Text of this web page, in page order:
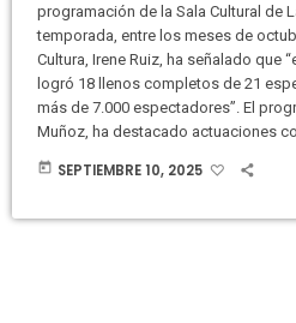
programación de la Sala Cultural de
temporada, entre los meses de
Cultura, Irene Ruiz, ha señalado que
logró 18 llenos completos de 21
más de 7.000 espectadores”. El
Muñoz, ha destacado actuaciones
today SEPTIEMBRE 10, 2025